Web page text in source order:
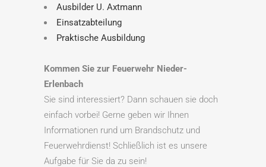
Ausbilder U. Axtmann
Einsatzabteilung
Praktische Ausbildung
Kommen Sie zur Feuerwehr Nieder-
Erlenbach
Sie sind interessiert? Dann schauen sie doch
einfach vorbei! Gerne geben wir Ihnen
Informationen rund um Brandschutz und
Feuerwehrdienst! Schließlich ist es unsere
Aufgabe für Sie da zu sein!